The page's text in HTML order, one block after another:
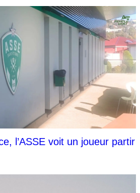
l’ASSE voit un joueur partir